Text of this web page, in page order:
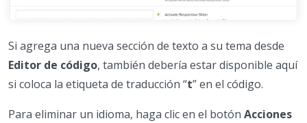
Si agrega una nueva sección de texto a su tema desde
Editor de código, también debería estar disponible aquí
si coloca la etiqueta de traducción “t” en el código.
Para eliminar un idioma, haga clic en el botón Acciones